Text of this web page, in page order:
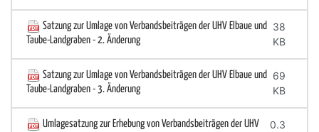
Satzung zur Umlage von Verbandsbeiträgen der UHV Elbaue und
Taube-Landgraben - 2. Änderung
38
KB
Satzung zur Umlage von Verbandsbeiträgen der UHV Elbaue und
Taube-Landgraben - 3. Änderung
69
KB
Umlagesatzung zur Erhebung von Verbandsbeiträgen der UHV
0.3